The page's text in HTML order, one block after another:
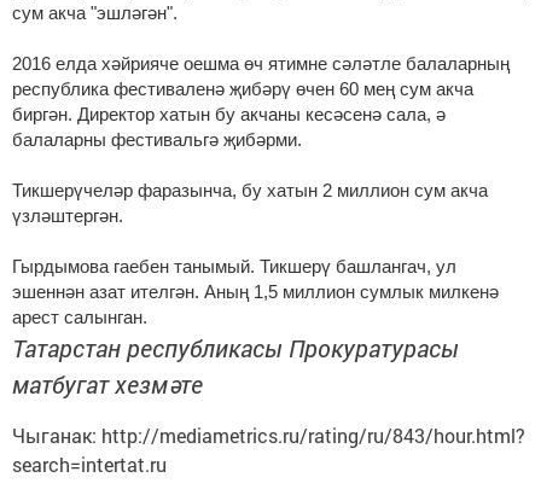
сум акча "эшләгән".
2016 елда хәйрияче оешма өч ятимне сәләтле балаларның
республика фестиваленә җибәрү өчен 60 мең сум акча
биргән. Директор хатын бу акчаны кесәсенә сала, ә
балаларны фестивальгә җибәрми.
Тикшерүчеләр фаразынча, бу хатын 2 миллион сум акча
үзләштергән.
Гырдымова гаебен танымый. Тикшерү башлангач, ул
эшеннән азат ителгән. Аның 1,5 миллион сумлык милкенә
арест салынган.
Татарстан республикасы Прокуратурасы
матбугат хезмәте
Чыганак: http://mediametrics.ru/rating/ru/843/hour.html?
search=intertat.ru